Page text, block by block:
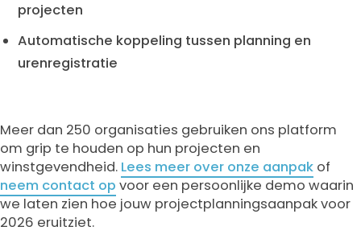
projecten
Automatische koppeling tussen planning en
urenregistratie
Meer dan 250 organisaties gebruiken ons platform
om grip te houden op hun projecten en
winstgevendheid. Lees meer over onze aanpak of
neem contact op voor een persoonlijke demo waarin
we laten zien hoe jouw projectplanningsaanpak voor
2026 eruitziet.